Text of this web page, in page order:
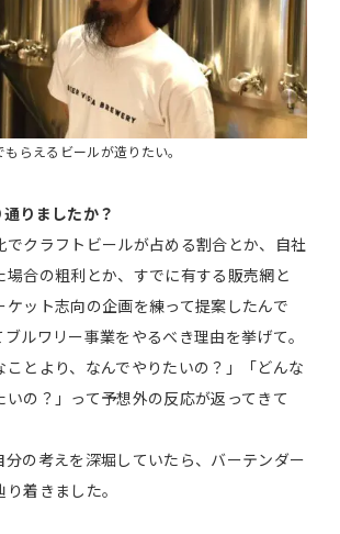
らえるビールが造りたい。
りましたか？
でクラフトビールが占める割合とか、自社
場合の粗利とか、すでに有する販売網と
ケット志向の企画を練って提案したんで
ルワリー事業をやるべき理由を挙げて。
ことより、なんでやりたいの？」「どんな
いの？」って予想外の反応が返ってきて
分の考えを深堀していたら、バーテンダー
着きました。